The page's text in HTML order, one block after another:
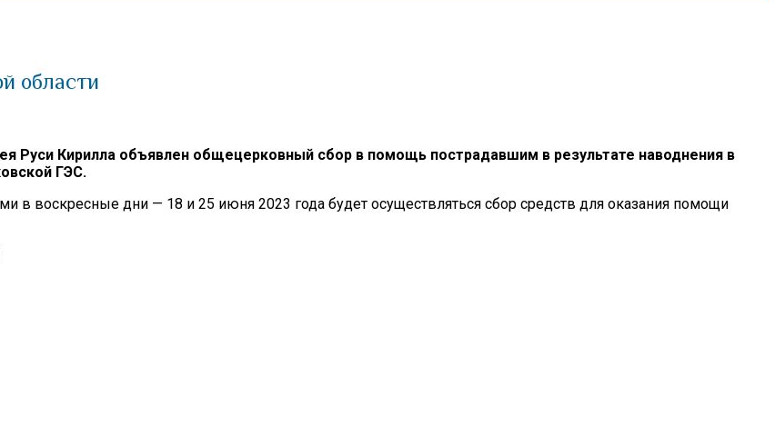
области
Руси Кирилла объявлен общецерковный сбор в помощь пострадавшим в результате наводнения в
ГЭС.
в воскресные дни — 18 и 25 июня 2023 года будет осуществляться сбор средств для оказания помощи